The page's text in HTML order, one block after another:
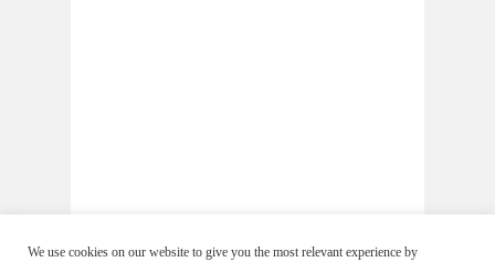
We use cookies on our website to give you the most relevant experience by